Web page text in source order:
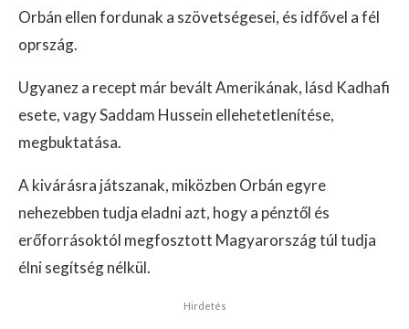
Orbán ellen fordunak a szövetségesei, és idfővel a fél
oprszág.
Ugyanez a recept már bevált Amerikának, lásd Kadhafi
esete, vagy Saddam Hussein ellehetetlenítése,
megbuktatása.
A kivárásra játszanak, miközben Orbán egyre
nehezebben tudja eladni azt, hogy a pénztől és
erőforrásoktól megfosztott Magyarország túl tudja
élni segítség nélkül.
Hirdetés